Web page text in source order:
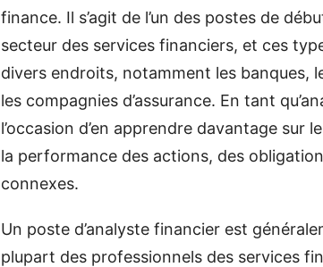
finance. Il s’agit de l’un des postes de
secteur des services financiers, et ces
divers endroits, notamment les banques,
les compagnies d’assurance. En tant
l’occasion d’en apprendre davantage sur
la performance des actions, des
connexes.
Un poste d’analyste financier est
plupart des professionnels des services